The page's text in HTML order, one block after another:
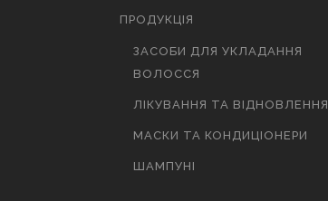
ПРОДУКЦІЯ
ЗАСОБИ ДЛЯ УКЛАДАННЯ
ВОЛОССЯ
ЛІКУВАННЯ ТА ВІДНОВЛЕННЯ
МАСКИ ТА КОНДИЦІОНЕРИ
ШАМПУНІ